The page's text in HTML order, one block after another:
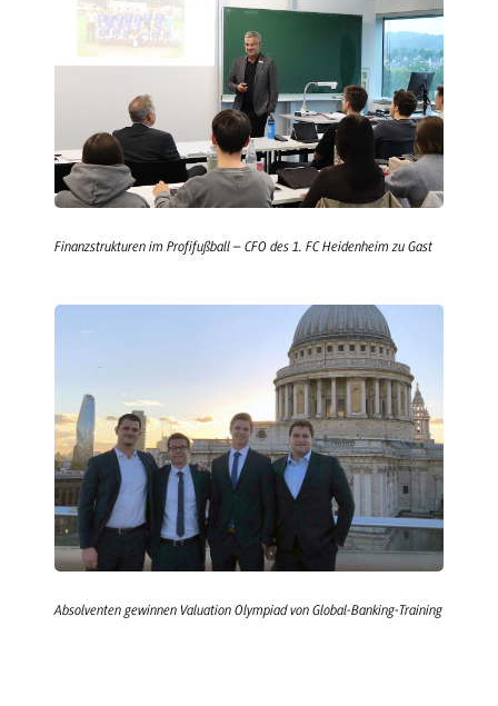
Finanzstrukturen im Profifußball – CFO des 1. FC Heidenheim zu Gast
Absolventen gewinnen Valuation Olympiad von Global-Banking-Training